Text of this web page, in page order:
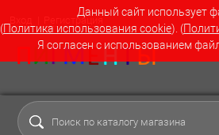
Данный сайт использует
(Политика использования cookie). (
Я согласен с использованием
Регистрация